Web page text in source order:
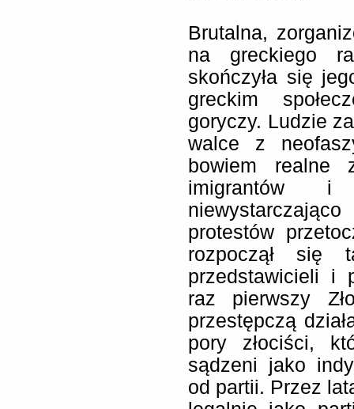
Brutalna,
na greckiego
skończyła się
greckim
goryczy. Ludzie
walce z
bowiem realne
imigrantów
protestów
rozpoczął się
przedstawicieli i
raz pierwszy
przestępczą
pory złociści,
sądzeni jako
od partii. Przez